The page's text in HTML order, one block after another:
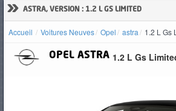
» ASTRA, VERSION : 1.2 L GS LIMITED
Accueil Voitures Neuves Opel astra 1.2 L Gs
OPEL ASTRA 1.2 L Gs
D'OCCASION